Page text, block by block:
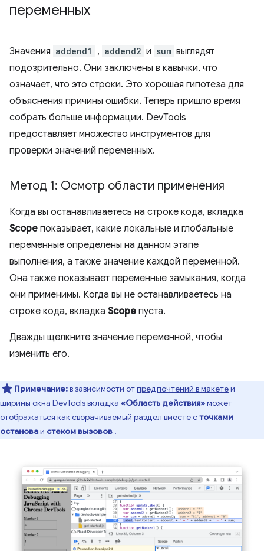
переменных
Значения addend1 , addend2 и sum выглядят
подозрительно. Они заключены в кавычки, что
означает, что это строки. Это хорошая гипотеза для
объяснения причины ошибки. Теперь пришло время
собрать больше информации. DevTools
предоставляет множество инструментов для
проверки значений переменных.
Метод 1: Осмотр области применения
Когда вы останавливаетесь на строке кода, вкладка
Scope показывает, какие локальные и глобальные
переменные определены на данном этапе
выполнения, а также значение каждой переменной.
Она также показывает переменные замыкания, когда
они применимы. Когда вы не останавливаетесь на
строке кода, вкладка Scope пуста.
Дважды щелкните значение переменной, чтобы
изменить его.
Примечание:в зависимости отпредпочтений в макетеи
ширины окна DevTools вкладка «Область действия»может
отображаться как сворачиваемый раздел вместе сточками
остановаи стеком вызовов .